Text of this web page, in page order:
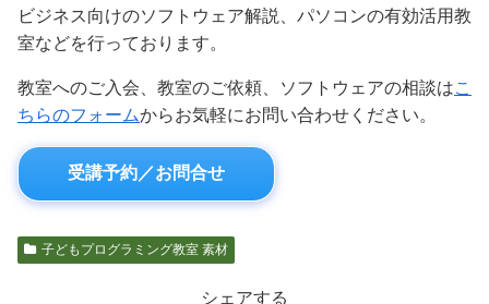
ビジネス向けのソフトウェア解説、パソコンの有効活用教
室などを行っております。
教室へのご入会、教室のご依頼、ソフトウェアの相談はこ
ちらのフォームからお気軽にお問い合わせください。
受講予約／お問合せ
子どもプログラミング教室 素材
シェアする